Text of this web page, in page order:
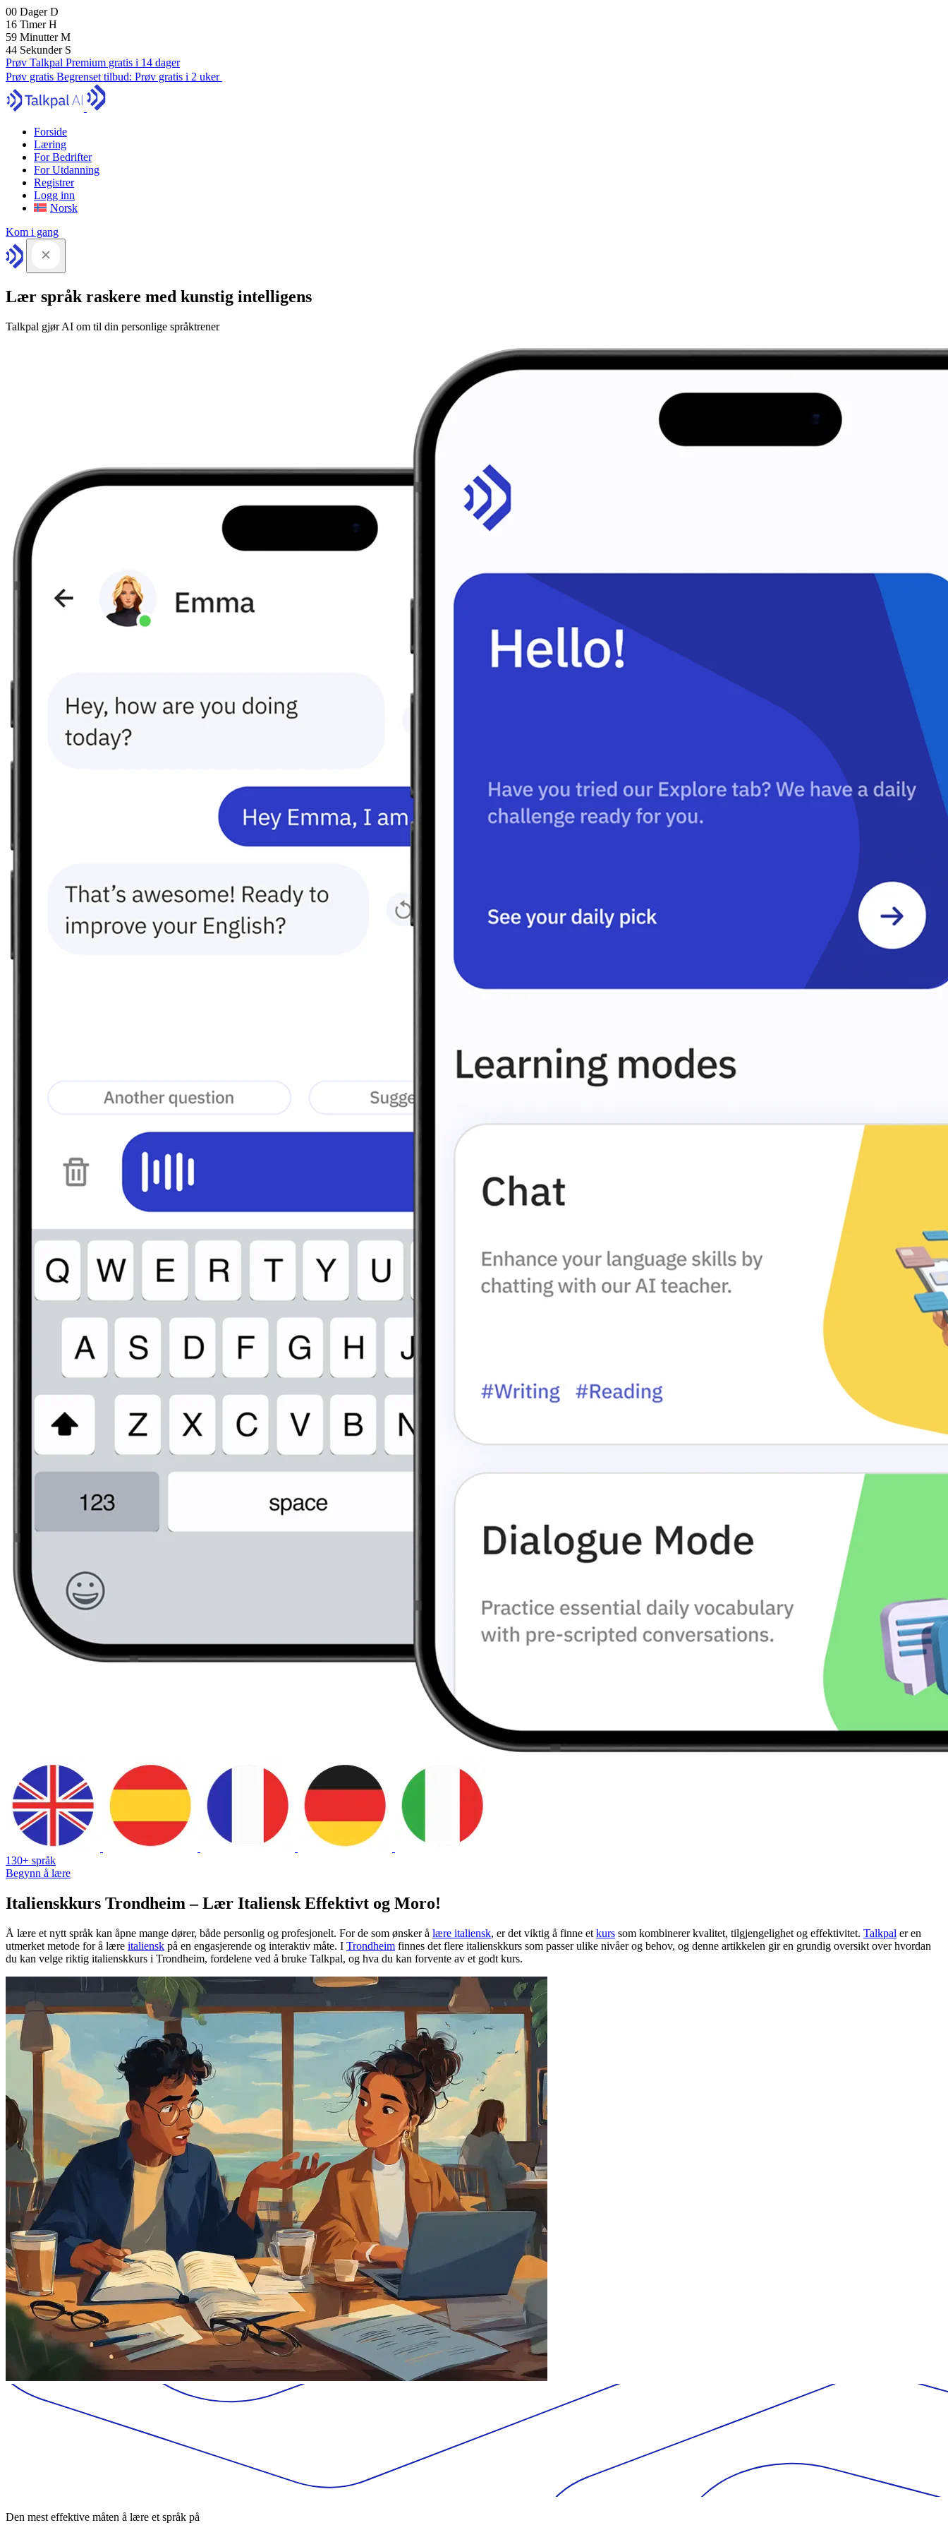
00 DagerD
16 TimerH
59 MinutterM
43 Sekunder S
Prøv Talkpal Premium gratis i 14 dager
Prøv gratis Begrenset tilbud: Prøv gratis i 2 uker
Forside
Læring
For Bedrifter
For Utdanning
Registrer
Logg inn
Norsk
Kom i gang
Lær språk raskere med kunstig intelligens
Talkpal gjør AI om til din personlige språktrener
130+ språk
Begynn å lære
Italienskkurs Trondheim – Lær Italiensk Effektivt og Moro!
Å lære et nytt språk kan åpne mange dører, både personlig og profesjonelt. For de som ønsker å lære italiensk, er det viktig å finne et kurs som kombinerer kvalitet, tilgjengelighet og effektivitet. Talkpal er en
utmerket metode for å lære italiensk på en engasjerende og interaktiv måte. I Trondheim finnes det flere italienskkurs som passer ulike nivåer og behov, og denne artikkelen gir en grundig oversikt over hvordan
du kan velge riktig italienskkurs i Trondheim, fordelene ved å bruke Talkpal, og hva du kan forvente av et godt kurs.
Den mest effektive måten å lære et språk på